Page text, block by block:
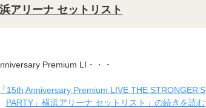
アリーナ セットリスト
Premium LI・・・
15th Anniversary Premium LIVE THE STRONGER’S
PARTY」横浜アリーナ セットリスト」の続きを読む